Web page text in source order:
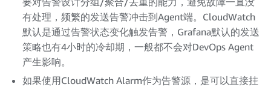
'webhookStatus': response .status ,
})
}
except Exception as e:
print
有处理，频繁的发送告警冲击到Agent端。CloudWatch
默认是通过告警状态变化触发告警，Grafana默认的发送
策略也有4小时的冷却期，一般都不会对DevOps Agent
产生影响。
如果使用CloudWatch Alarm作为告警源，是可以直接挂